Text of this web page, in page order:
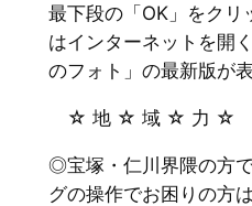
最下段の「OK」をクリ
はインターネットを開
のフォト」の最新版が
☆ 地 ☆ 域 ☆ 力 ☆
◎宝塚・仁川界隈の方
グの操作でお困りの方は